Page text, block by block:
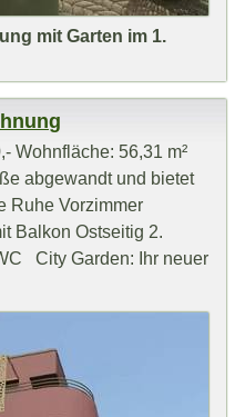
mit Garten im 1.
Wohnfläche: 56,31 m²
abgewandt und bietet
Ruhe Vorzimmer
Balkon Ostseitig 2.
City Garden: Ihr neuer